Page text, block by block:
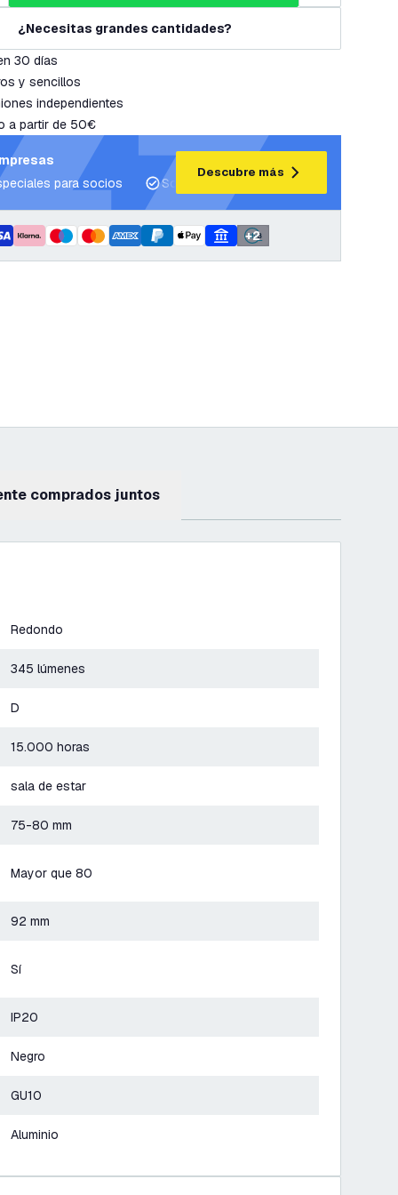
¿Necesitas grandes cantidades?
30 días
y sencillos
independientes
a partir de 50€
para socios
Soporte para proyectos y planes de
Descubre más
+2
comprados juntos
Redondo
345 lúmenes
D
15.000 horas
sala de estar
75-80 mm
Mayor que 80
92 mm
Sí
IP20
Negro
GU10
Aluminio